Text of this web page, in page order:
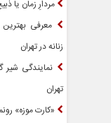
مردارِ زمان یا
معرفی
زنانه در تهران
نمایندگی شیر
تهران
«کارت موزه»